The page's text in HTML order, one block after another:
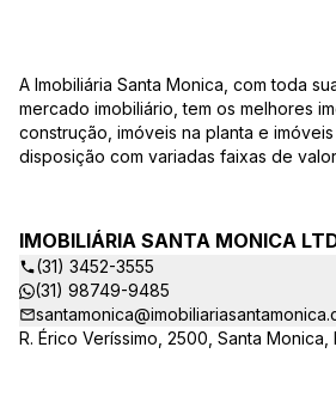
A Imobiliária Santa Monica, com toda
mercado imobiliário, tem os melhores
construção, imóveis na planta e
disposição com variadas faixas de
ao CRECI-EE – estarão sempre prontos
todas as suas dúvidas sobre casas,
salas comerciais e outros produtos
vantagens que a Imobiliária Santa
Parcerias com várias construtoras da
Acompanhamento e encaminhamento
IMOBILIÁRIA SANTA MONICA
(31) 3452-3555
(31) 98749-9485
R. Érico Veríssimo, 2500, Santa